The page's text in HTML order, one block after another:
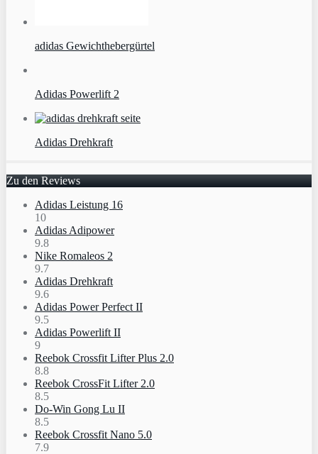
adidas Gewichthebergürtel
Adidas Powerlift 2
Adidas Drehkraft
Zu den Reviews
Adidas Leistung 16
10
Adidas Adipower
9.8
Nike Romaleos 2
9.7
Adidas Drehkraft
9.6
Adidas Power Perfect II
9.5
Adidas Powerlift II
9
Reebok Crossfit Lifter Plus 2.0
8.8
Reebok CrossFit Lifter 2.0
8.5
Do-Win Gong Lu II
8.5
Reebok Crossfit Nano 5.0
7.9